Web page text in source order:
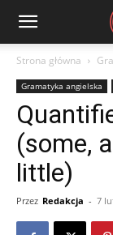
Angielski
Online
Strona główna
Gramatyka angielska
(some,
little)
Przez Redakcja - 7